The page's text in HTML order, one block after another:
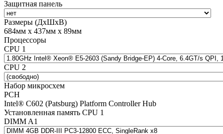
Защитная панель
Размеры (ДхШхВ)
684мм х 437мм х 89мм
Процессоры
CPU 1
CPU 2
Набор микросхем
PCH
Intel® C602 (Patsburg) Platform Controller Hub
Установленная память CPU 1
DIMM A1